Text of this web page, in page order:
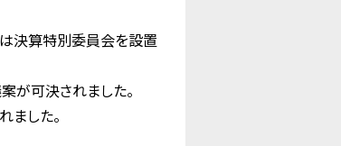
決算特別委員会を設置
が可決されました。
ました。